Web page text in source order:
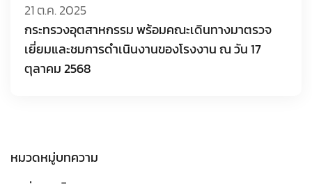
21 ต.ค. 2025
กระทรวงอุตสาหกรรม พร้อมคณะเดินทางมาตรวจ
เยี่ยมและชมการดำเนินงานของโรงงาน ณ วัน 17
ตุลาคม 2568
หมวดหมู่บทความ